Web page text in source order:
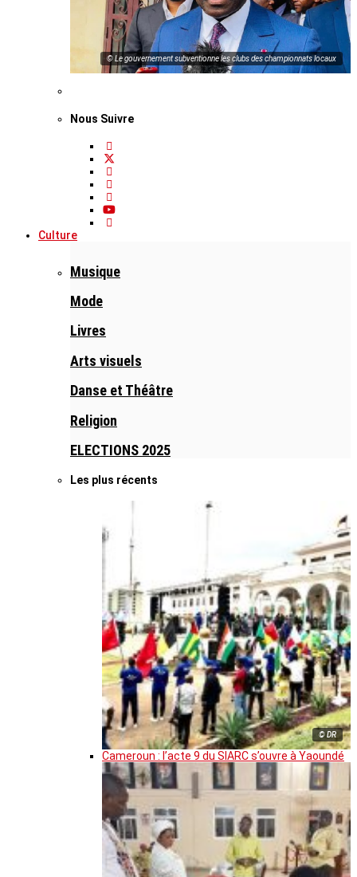
© Le gouvernement subventionne les clubs des championnats locaux
Nous Suivre
Culture
Musique
Mode
Livres
Arts visuels
Danse et Théâtre
Religion
ELECTIONS 2025
Les plus récents
© DR
Cameroun : l’acte 9 du SIARC s’ouvre à Yaoundé